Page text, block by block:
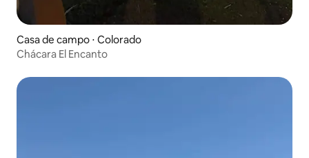
Casa de campo ⋅ Colorado
Chácara El Encanto